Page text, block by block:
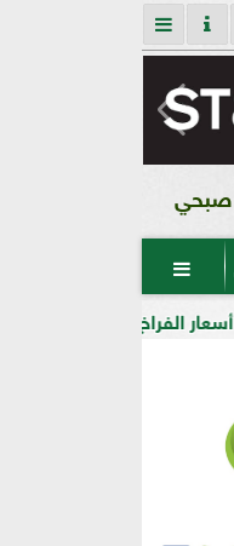

مصر اليوم الخميس 6 - 8 - 2026